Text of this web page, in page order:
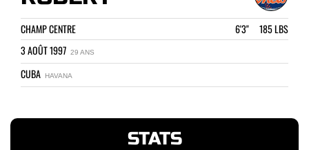
CHAMP CENTRE
6'3" 185 LBS
3 AOÛT 1997 29 ANS
CUBA HAVANA
STATS